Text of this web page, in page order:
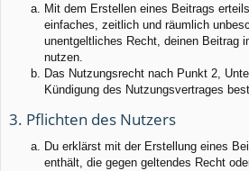
Mit dem Erstellen eines Beitrags
einfaches, zeitlich und räumlich
unentgeltliches Recht, deinen Beitrag
nutzen.
Das Nutzungsrecht nach Punkt 2,
Kündigung des Nutzungsvertrages
3. Pflichten des Nutzers
Du erklärst mit der Erstellung eines
enthält, die gegen geltendes Recht